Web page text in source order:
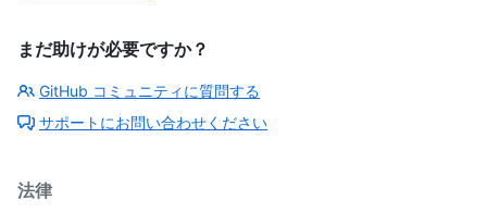
まだ助けが必要ですか？
GitHub コミュニティに質問する
サポートにお問い合わせください
法律